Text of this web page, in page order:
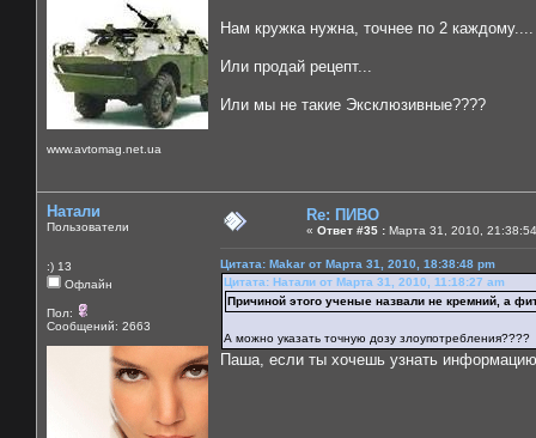
www.avtomag.net.ua
Нам кружка нужна, точнее по 2 каждому....
Или продай рецепт...
Или мы не такие Эксклюзивные????
Натали
Пользователи
:) 13
Офлайн
Пол:
Сообщений: 2663
Re: ПИВО
« Ответ #35 : Марта 31, 2010,
Цитата: Makar от Марта 31, 2010, 18:38:48 pm
Цитата: Натали от Марта 31, 2010, 11:18:27 am
Причиной этого ученые назвали не кремний, а
А можно указать точную дозу злоупотребления????
Паша, если ты хочешь узнать